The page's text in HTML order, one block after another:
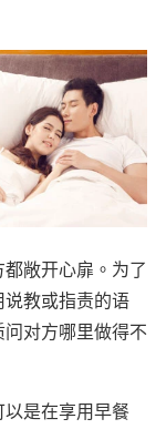
敞开心扉。为了
说教或指责的语
对方哪里做得不
是在享用早餐